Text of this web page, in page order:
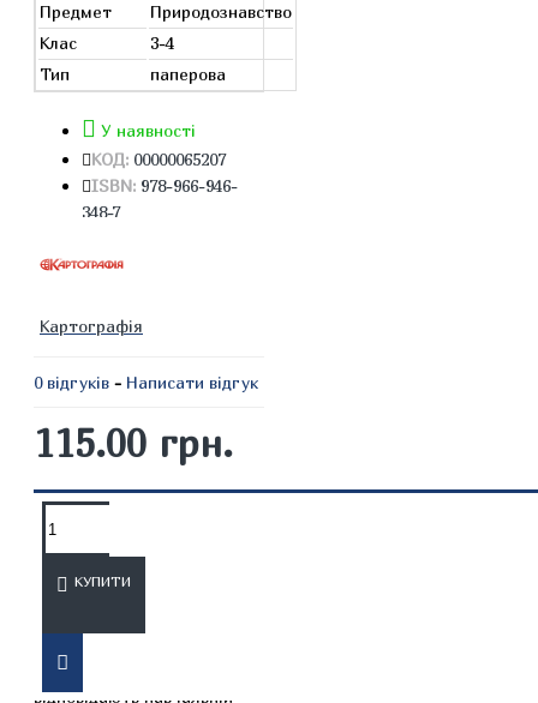
Предмет
Природознавство
Клас
3-4
Тип
паперова
У наявності
КОД: 00000065207
ISBN: 978-966-946-
348-7
Картографія
0 відгуків - Написати відгук
115.00 грн.
КУПИТИ
ОПИС
окремі навчальні теми, які
відповідають навчальній